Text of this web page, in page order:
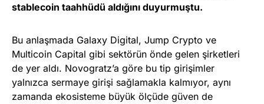
stablecoin taahhüdü aldığını duyurmuştu.
Bu anlaşmada Galaxy Digital, Jump Crypto ve
Multicoin Capital gibi sektörün önde gelen şirketleri
de yer aldı. Novogratz’a göre bu tip girişimler
yalnızca sermaye girişi sağlamakla kalmıyor, aynı
zamanda ekosisteme büyük ölçüde güven de